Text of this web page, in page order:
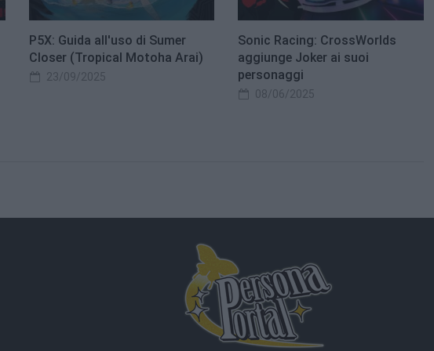
P5X: Guida all'uso di Sumer
Closer (Tropical Motoha Arai)
23/09/2025
Sonic Racing: CrossWorlds
aggiunge Joker ai suoi
personaggi
08/06/2025